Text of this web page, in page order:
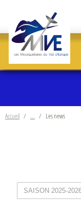
Accueil Les news